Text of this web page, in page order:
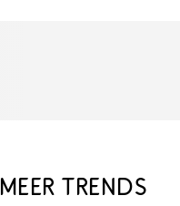
MEER TRENDS